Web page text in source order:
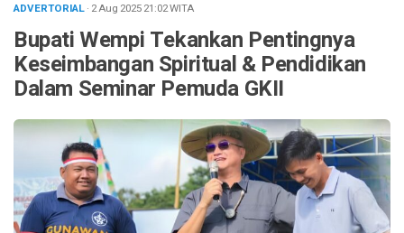
ADVERTORIAL· 2 Aug 202521:02WITA
Bupati Wempi Tekankan Pentingnya
Keseimbangan Spiritual & Pendidikan
Dalam Seminar Pemuda GKII